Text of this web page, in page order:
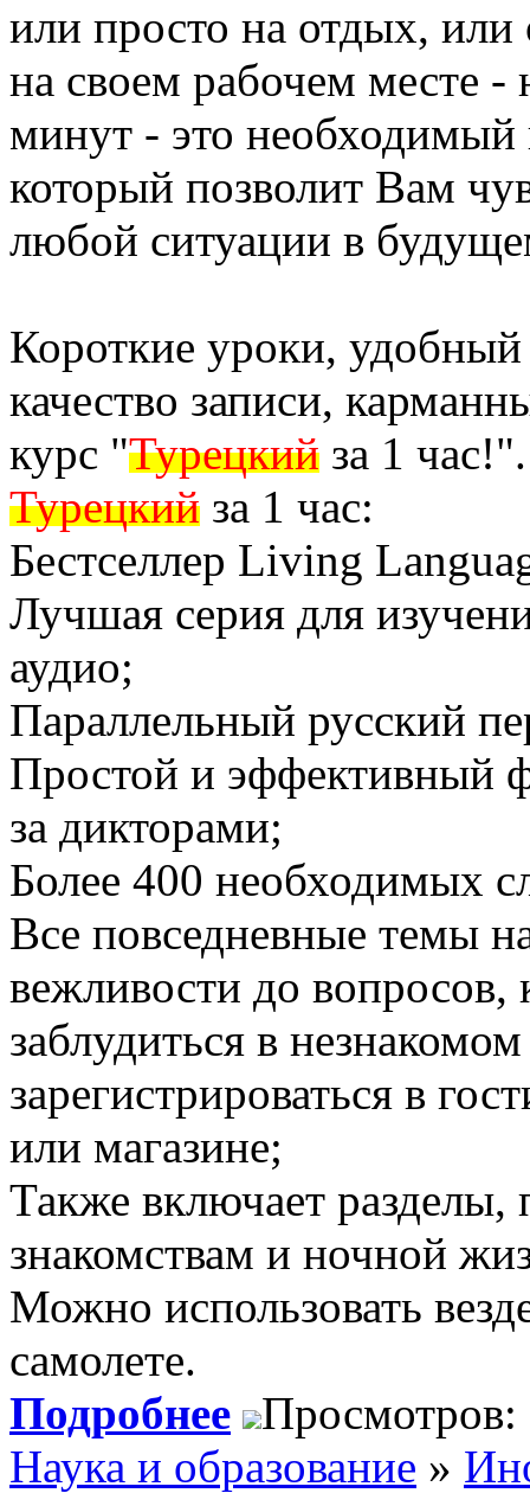
или просто на отдых, или
на своем рабочем месте
минут - это
который позволит Вам
любой ситуации в
Короткие уроки,
качество записи,
курс "Турецкий за 1 час!".
Турецкий за 1 час:
Бестселлер Living
Лучшая серия для
аудио;
Параллельный русский
Простой и эффективный
за дикторами;
Более 400 необходимых
Все повседневные темы
вежливости до
заблудиться в
зарегистрироваться в
или магазине;
Также включает
знакомствам и ночной
Можно использовать
самолете.
Подробнее
Просмотров:
Наука и образование »